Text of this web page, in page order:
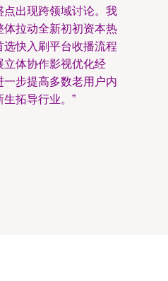
出现跨领域讨论。我
拉动全新初初资本热
快入刷平台收播流程
体协作影视优化经
步提高多数老用户内
拓导行业。”